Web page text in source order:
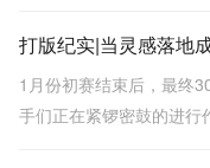
打版纪实|当灵感落
1月份初赛结束后，最终
手们正在紧锣密鼓的进行